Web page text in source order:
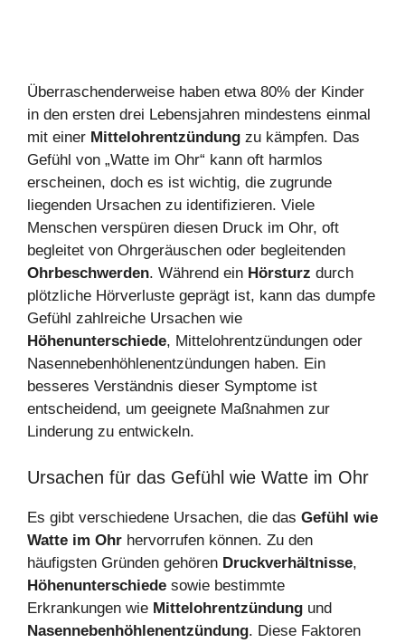
Überraschenderweise haben etwa 80% der Kinder
in den ersten drei Lebensjahren mindestens einmal
mit einer Mittelohrentzündung zu kämpfen. Das
Gefühl von „Watte im Ohr“ kann oft harmlos
erscheinen, doch es ist wichtig, die zugrunde
liegenden Ursachen zu identifizieren. Viele
Menschen verspüren diesen Druck im Ohr, oft
begleitet von Ohrgeräuschen oder begleitenden
Ohrbeschwerden. Während ein Hörsturz durch
plötzliche Hörverluste geprägt ist, kann das dumpfe
Gefühl zahlreiche Ursachen wie
Höhenunterschiede, Mittelohrentzündungen oder
Nasennebenhöhlenentzündungen haben. Ein
besseres Verständnis dieser Symptome ist
entscheidend, um geeignete Maßnahmen zur
Linderung zu entwickeln.
Ursachen für das Gefühl wie Watte im Ohr
Es gibt verschiedene Ursachen, die das Gefühl wie
Watte im Ohr hervorrufen können. Zu den
häufigsten Gründen gehören Druckverhältnisse,
Höhenunterschiede sowie bestimmte
Erkrankungen wie Mittelohrentzündung und
Nasennebenhöhlenentzündung. Diese Faktoren